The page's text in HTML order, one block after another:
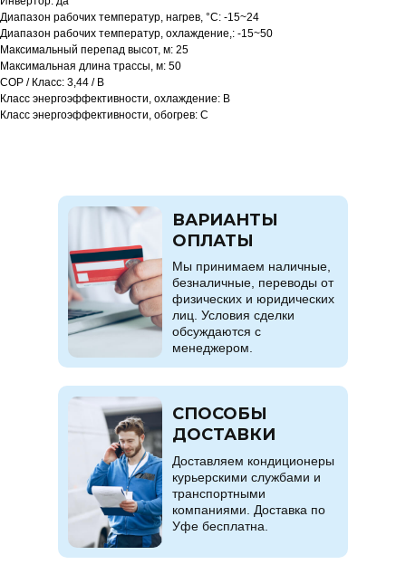
Диапазон рабочих температур, нагрев, °C: -15~24
Диапазон рабочих температур, охлаждение,: -15~50
Максимальный перепад высот, м: 25
Максимальная длина трассы, м: 50
COP / Класс: 3,44 / B
Класс энергоэффективности, охлаждение: B
Класс энергоэффективности, обогрев: C
Мы принимаем наличные,
безналичные, переводы от
физических и юридических
лиц. Условия сделки
обсуждаются с
менеджером.
ВАРИАНТЫ
ОПЛАТЫ
Доставляем кондиционеры
курьерскими службами и
транспортными
компаниями. Доставка по
Уфе бесплатна.
СПОСОБЫ
ДОСТАВКИ